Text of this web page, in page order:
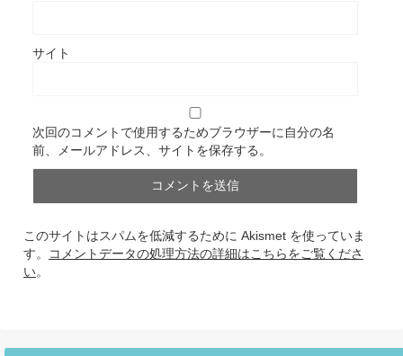
サイト
次回のコメントで使用するためブラウザーに自分の名
前、メールアドレス、サイトを保存する。
このサイトはスパムを低減するために Akismet を使っていま
す。
コメントデータの処理方法の詳細はこちらをご覧くださ
い。